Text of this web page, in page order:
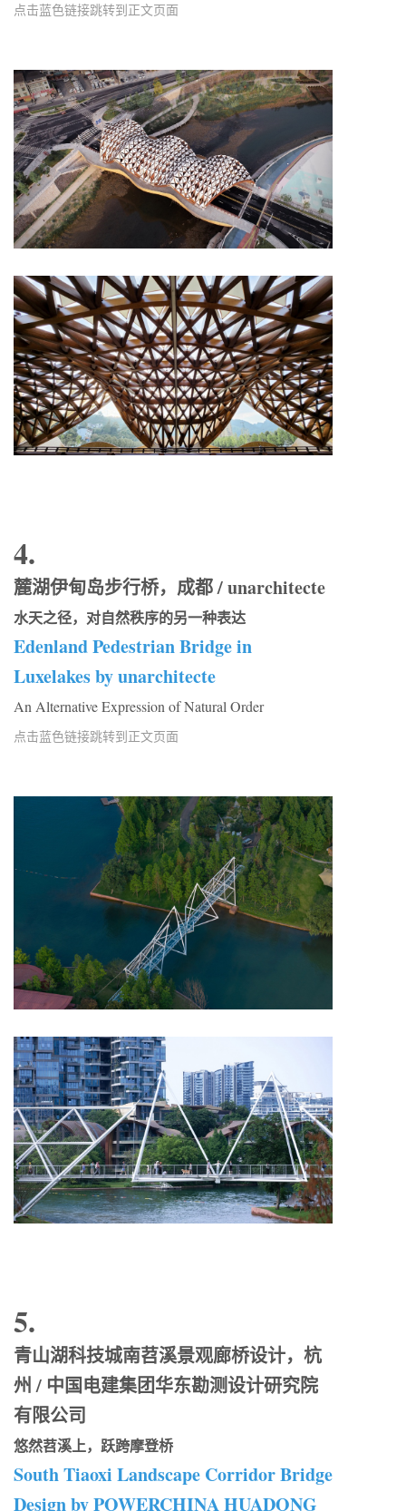
点击蓝色链接跳转到正文页面
4.
麓湖伊甸岛步行桥，成都 / unarchitecte
水天之径，对自然秩序的另一种表达
Edenland Pedestrian Bridge in
Luxelakes by unarchitecte
An Alternative Expression of Natural Order
点击蓝色链接跳转到正文页面
5.
青山湖科技城南苕溪景观廊桥设计，杭
州 / 中国电建集团华东勘测设计研究院
有限公司
悠然苕溪上，跃跨摩登桥
South Tiaoxi Landscape Corridor Bridge
Design by POWERCHINA HUADONG